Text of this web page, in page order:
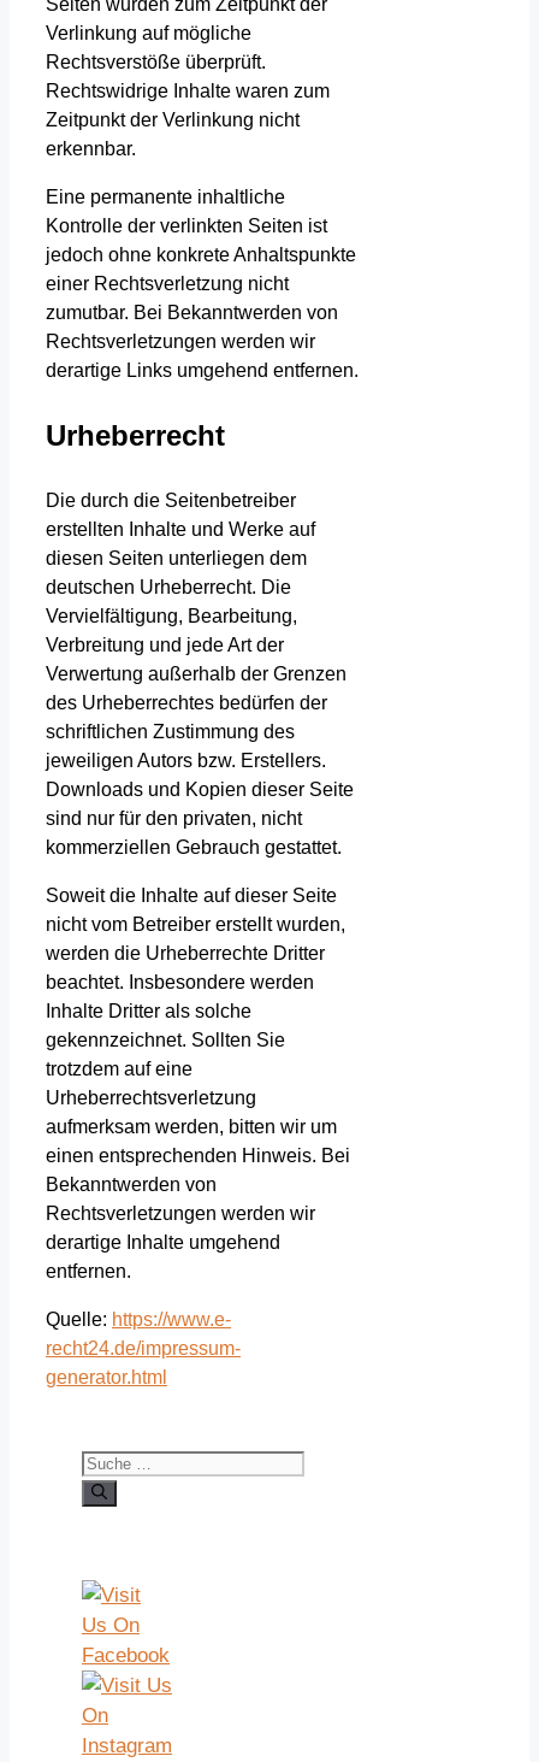
Seiten wurden zum Zeitpunkt der
Verlinkung auf mögliche
Rechtsverstöße überprüft.
Rechtswidrige Inhalte waren zum
Zeitpunkt der Verlinkung nicht
erkennbar.
Eine permanente inhaltliche
Kontrolle der verlinkten Seiten ist
jedoch ohne konkrete Anhaltspunkte
einer Rechtsverletzung nicht
zumutbar. Bei Bekanntwerden von
Rechtsverletzungen werden wir
derartige Links umgehend entfernen.
Urheberrecht
Die durch die Seitenbetreiber
erstellten Inhalte und Werke auf
diesen Seiten unterliegen dem
deutschen Urheberrecht. Die
Vervielfältigung, Bearbeitung,
Verbreitung und jede Art der
Verwertung außerhalb der Grenzen
des Urheberrechtes bedürfen der
schriftlichen Zustimmung des
jeweiligen Autors bzw. Erstellers.
Downloads und Kopien dieser Seite
sind nur für den privaten, nicht
kommerziellen Gebrauch gestattet.
Soweit die Inhalte auf dieser Seite
nicht vom Betreiber erstellt wurden,
werden die Urheberrechte Dritter
beachtet. Insbesondere werden
Inhalte Dritter als solche
gekennzeichnet. Sollten Sie
trotzdem auf eine
Urheberrechtsverletzung
aufmerksam werden, bitten wir um
einen entsprechenden Hinweis. Bei
Bekanntwerden von
Rechtsverletzungen werden wir
derartige Inhalte umgehend
entfernen.
Quelle: https://www.e-
recht24.de/impressum-
generator.html
Suche
nach: